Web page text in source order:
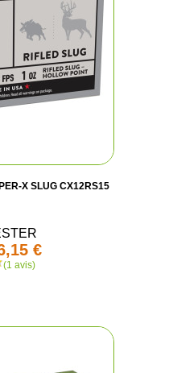
X SLUG CX12RS15
€